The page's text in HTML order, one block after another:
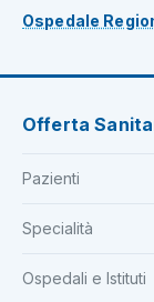
Ospedale
Offerta
Pazienti
Specialità
Ospedali e Istituti